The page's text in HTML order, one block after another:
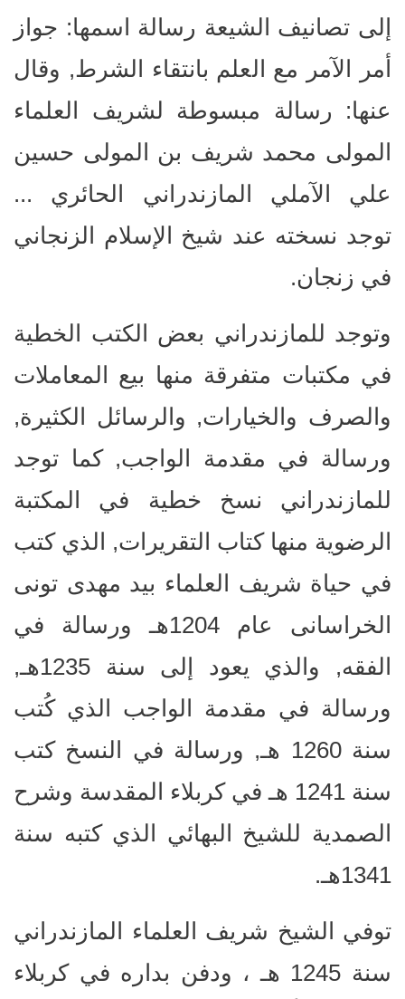
إلى تصانيف الشيعة رسالة اسمها: جواز
أمر الآمر مع العلم بانتقاء الشرط, وقال
عنها: رسالة مبسوطة لشريف العلماء
المولى محمد شريف بن المولى حسين
علي الآملي المازندراني الحائري ...
توجد نسخته عند شيخ الإسلام الزنجاني
في زنجان.
وتوجد للمازندراني بعض الكتب الخطية
في مكتبات متفرقة منها بيع المعاملات
والصرف والخيارات, والرسائل الكثيرة,
ورسالة في مقدمة الواجب, كما توجد
للمازندراني نسخ خطية في المكتبة
الرضوية منها كتاب التقریرات, الذي كتب
في حياة شريف العلماء بيد مهدی تونی
الخراسانی عام 1204هـ ورسالة في
الفقه, والذي يعود إلى سنة 1235هـ,
ورسالة في مقدمة الواجب الذي کُتب
سنة 1260 هـ, ورسالة في النسخ كتب
سنة 1241 هـ في كربلاء المقدسة وشرح
الصمدیة للشیخ البهائي الذي کتبه سنة
1341هـ.
توفي الشيخ شريف العلماء المازندراني
سنة 1245 هـ ، ودفن بداره في كربلاء